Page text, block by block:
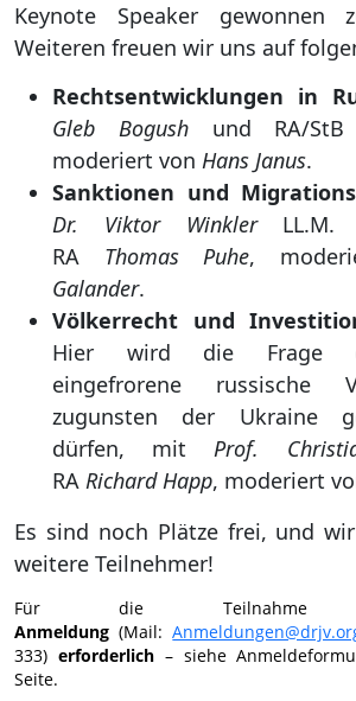
Keynote Speaker gewonnen
Weiteren freuen wir uns auf
Rechtsentwicklungen in
Gleb Bogushund RA/StB
moderiert von Hans Janus.
Sanktionen und
Dr. Viktor WinklerLL.M.
RA Thomas Puhe,
Galander.
Völkerrecht und
Hier wird die Frage
eingefrorene russische
zugunsten der Ukraine
dürfen, mitProf.
RA Richard Happ, moderiert
Es sind noch Plätze frei, und
weitere Teilnehmer!
Für die
Anmeldung (Mail:
333) erforderlich – siehe
Seite.